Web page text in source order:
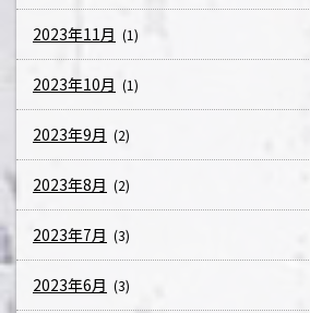
2023年11月 (1)
2023年10月 (1)
2023年9月 (2)
2023年8月 (2)
2023年7月 (3)
2023年6月 (3)